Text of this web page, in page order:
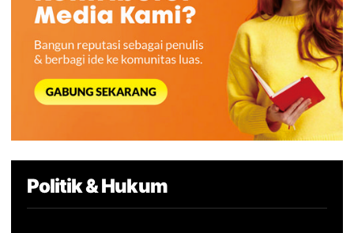
Politik & Hukum